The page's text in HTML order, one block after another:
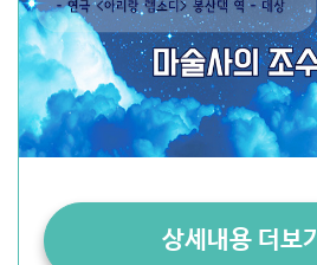
상세내용 더보기